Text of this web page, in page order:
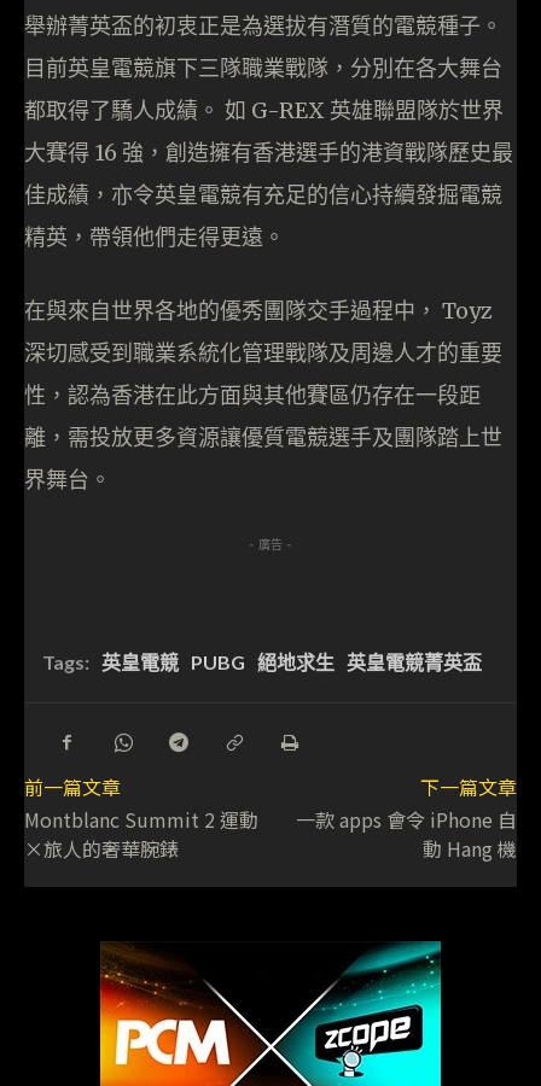
舉辦菁英盃的初衷正是為選拔有潛質的電競種子。
目前英皇電競旗下三隊職業戰隊，分別在各大舞台
都取得了驕人成績。 如 G-REX 英雄聯盟隊於世界
大賽得 16 強，創造擁有香港選手的港資戰隊歷史最
佳成績，亦令英皇電競有充足的信心持續發掘電競
精英，帶領他們走得更遠。
在與來自世界各地的優秀團隊交手過程中， Toyz
深切感受到職業系統化管理戰隊及周邊人才的重要
性，認為香港在此方面與其他賽區仍存在一段距
離，需投放更多資源讓優質電競選手及團隊踏上世
界舞台。
- 廣告 -
Tags: 英皇電競 PUBG 絕地求生 英皇電競菁英盃
前一篇文章
Montblanc Summit 2 運動
×旅人的奢華腕錶
下一篇文章
一款 apps 會令 iPhone 自
動 Hang 機